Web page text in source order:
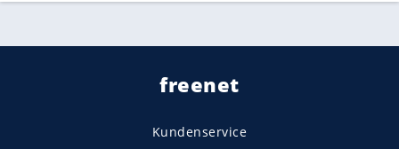
freenet
Kundenservice